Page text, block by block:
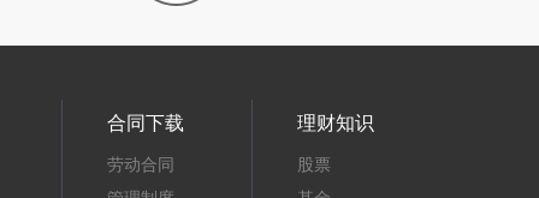
合同下载
劳动合同
理财知识
股票